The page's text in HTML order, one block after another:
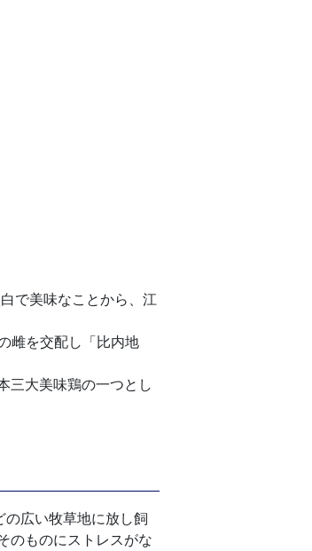
で美味なことから、江
雌を交配し「比内地
三大美味鶏の一つとし
広い牧草地に放し飼
のものにストレスがな